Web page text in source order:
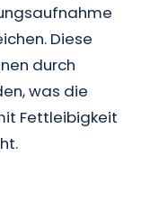
Diese
durch
was die
Fettleibigkeit